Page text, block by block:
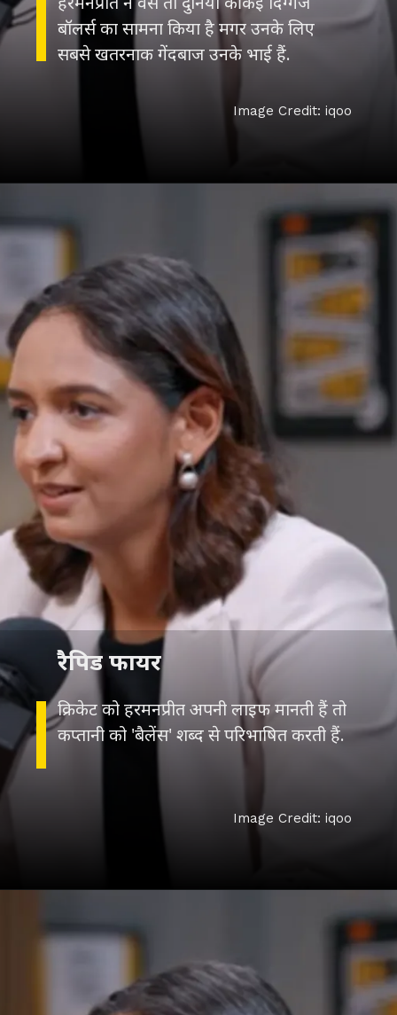
बॉलर्स का सामना किया है मगर उनके लिए
सबसे खतरनाक गेंदबाज उनके भाई हैं.
Image Credit: iqoo
क्रिकेट को हरमनप्रीत अपनी लाइफ मानती हैं तो
कप्तानी को 'बैलेंस' शब्द से परिभाषित करती हैं.
रैपिड फायर
Image Credit: iqoo